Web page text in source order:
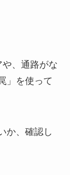
、通路がな
」を使って
か、確認し